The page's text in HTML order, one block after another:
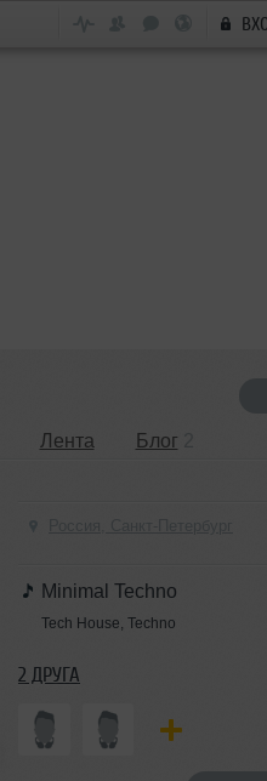
Лента Блог
Minimal Techno
Tech House, Techno
2 ДРУГА